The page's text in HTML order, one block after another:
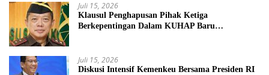
Juli 15, 2026
Klausul Penghapusan Pihak Ketiga
Berkepentingan Dalam KUHAP Baru
Juli 15, 2026
Diskusi Intensif Kemenkeu Bersama Presiden RI